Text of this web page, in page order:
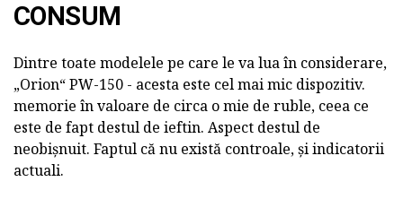
CONSUM
Dintre toate modelele pe care le va lua în considerare,
„Orion“ PW-150 - acesta este cel mai mic dispozitiv.
memorie în valoare de circa o mie de ruble, ceea ce
este de fapt destul de ieftin. Aspect destul de
neobișnuit. Faptul că nu există controale, și indicatorii
actuali.